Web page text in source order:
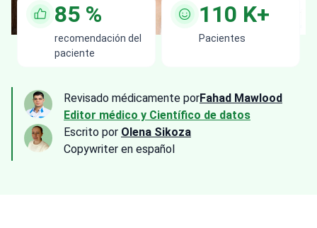
85 %
recomendación del
paciente
110 K+
Pacientes
Revisado médicamente porFahad Mawlood
Editor médico y Científico de datos
Escrito por Olena Sikoza
Сopywriter en español